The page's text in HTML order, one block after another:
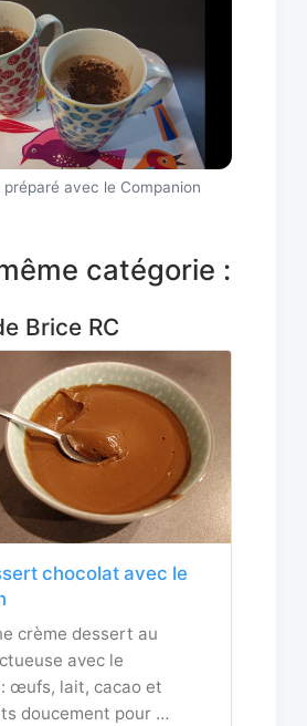
avec le Companion
catégorie :
Brice RC
chocolat avec le
crème dessert au
avec le
œufs, lait, cacao et
doucement pour …